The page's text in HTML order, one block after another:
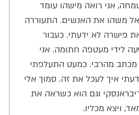
אני רואה מישהו עומד
משהו את האנשים. התעוררה
פישרה לא ידעתי. כעבור
לידי מעטפה חתומה. אני
מכתב מהרבי. כמעט התעלפתי
איך לעכל את זה. סמוך אלי
וגם הוא כשראה את
ויצא מכליו.